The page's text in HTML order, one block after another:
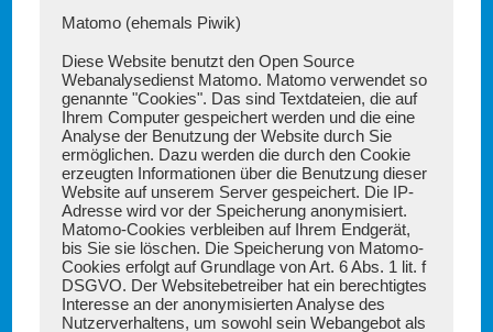
Matomo (ehemals Piwik)
Diese Website benutzt den Open Source
Webanalysedienst Matomo. Matomo verwendet so
genannte "Cookies". Das sind Textdateien, die auf
Ihrem Computer gespeichert werden und die eine
Analyse der Benutzung der Website durch Sie
ermöglichen. Dazu werden die durch den Cookie
erzeugten Informationen über die Benutzung dieser
Website auf unserem Server gespeichert. Die IP-
Adresse wird vor der Speicherung anonymisiert.
Matomo-Cookies verbleiben auf Ihrem Endgerät,
bis Sie sie löschen. Die Speicherung von Matomo-
Cookies erfolgt auf Grundlage von Art. 6 Abs. 1 lit. f
DSGVO. Der Websitebetreiber hat ein berechtigtes
Interesse an der anonymisierten Analyse des
Nutzerverhaltens, um sowohl sein Webangebot als